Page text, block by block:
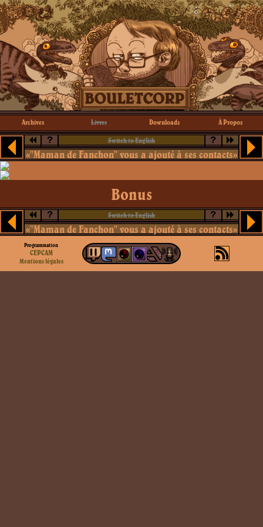
Archives Livres Downloads À Propos
? Switch to English ?
«"Maman de Fanchon" vous a ajouté à ses contacts»
Bonus
? Switch to English ?
«"Maman de Fanchon" vous a ajouté à ses contacts»
Programmation
CEPCAM
Mentions légales